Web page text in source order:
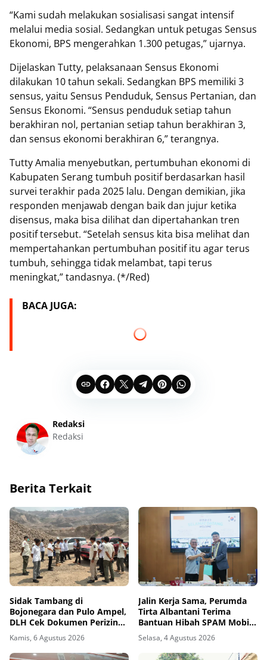
“Kami sudah melakukan sosialisasi sangat intensif
melalui media sosial. Sedangkan untuk petugas Sensus
Ekonomi, BPS mengerahkan 1.300 petugas,” ujarnya.
Dijelaskan Tutty, pelaksanaan Sensus Ekonomi
dilakukan 10 tahun sekali. Sedangkan BPS memiliki 3
sensus, yaitu Sensus Penduduk, Sensus Pertanian, dan
Sensus Ekonomi. “Sensus penduduk setiap tahun
berakhiran nol, pertanian setiap tahun berakhiran 3,
dan sensus ekonomi berakhiran 6,” terangnya.
Tutty Amalia menyebutkan, pertumbuhan ekonomi di
Kabupaten Serang tumbuh positif berdasarkan hasil
survei terakhir pada 2025 lalu. Dengan demikian, jika
responden menjawab dengan baik dan jujur ketika
disensus, maka bisa dilihat dan dipertahankan tren
positif tersebut. “Setelah sensus kita bisa melihat dan
mempertahankan pertumbuhan positif itu agar terus
tumbuh, sehingga tidak melambat, tapi terus
meningkat,” tandasnya. (*/Red)
BACA JUGA:
Redaksi
Redaksi
Berita Terkait
Sidak Tambang di
Bojonegara dan Pulo Ampel,
DLH Cek Dokumen Perizinan
Perusahaan
Kamis, 6 Agustus 2026
Jalin Kerja Sama, Perumda
Tirta Albantani Terima
Bantuan Hibah SPAM Mobile
dari Korea Selatan
Selasa, 4 Agustus 2026